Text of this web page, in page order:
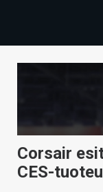
TECHBBS
KAUPPA
VAIHDA TEEMA
Corsair
CES-